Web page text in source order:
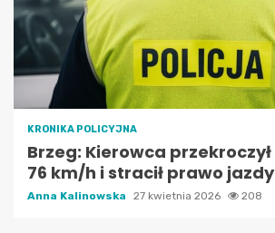
KRONIKA POLICYJNA
Brzeg: Kierowca
76 km/h i stracił prawo jazdy
Anna Kalinowska 27 kwietnia 2026 208